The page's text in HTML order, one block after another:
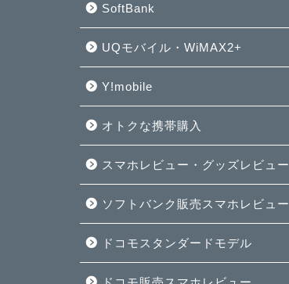
SoftBank
UQモバイル・WiMAX2+
Y!mobile
オトクな携帯購入
スマホレビュー・グッズレビュー
ソフトバンク販売スマホレビュー
ドコモスタンダードモデル